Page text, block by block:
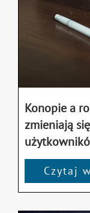
Konopie a
zmieniają
Czytaj